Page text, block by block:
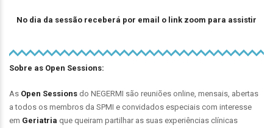
No dia da sessão receberá por email o link zoom para assistir
Sobre as Open Sessions:
As Open Sessions do NEGERMI são reuniões online, mensais, abertas
a todos os membros da SPMI e convidados especiais com interesse
em Geriatria que queiram partilhar as suas experiências clínicas